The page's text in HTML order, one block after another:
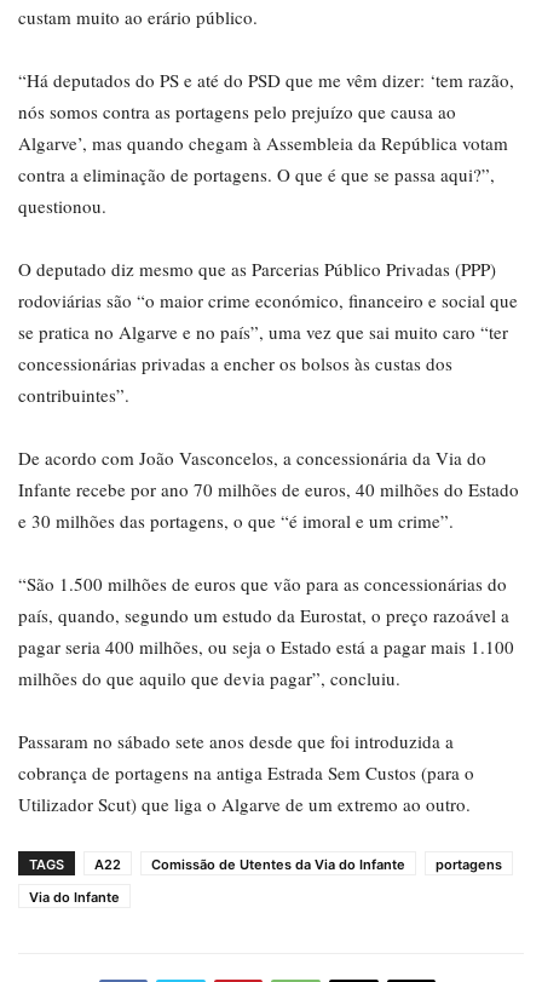
custam muito ao erário público.
“Há deputados do PS e até do PSD que me vêm dizer: ‘tem razão,
nós somos contra as portagens pelo prejuízo que causa ao
Algarve’, mas quando chegam à Assembleia da República votam
contra a eliminação de portagens. O que é que se passa aqui?”,
questionou.
O deputado diz mesmo que as Parcerias Público Privadas (PPP)
rodoviárias são “o maior crime económico, financeiro e social que
se pratica no Algarve e no país”, uma vez que sai muito caro “ter
concessionárias privadas a encher os bolsos às custas dos
contribuintes”.
De acordo com João Vasconcelos, a concessionária da Via do
Infante recebe por ano 70 milhões de euros, 40 milhões do Estado
e 30 milhões das portagens, o que “é imoral e um crime”.
“São 1.500 milhões de euros que vão para as concessionárias do
país, quando, segundo um estudo da Eurostat, o preço razoável a
pagar seria 400 milhões, ou seja o Estado está a pagar mais 1.100
milhões do que aquilo que devia pagar”, concluiu.
Passaram no sábado sete anos desde que foi introduzida a
cobrança de portagens na antiga Estrada Sem Custos (para o
Utilizador Scut) que liga o Algarve de um extremo ao outro.
TAGS A22 Comissão de Utentes da Via do Infante
portagens
Via do Infante